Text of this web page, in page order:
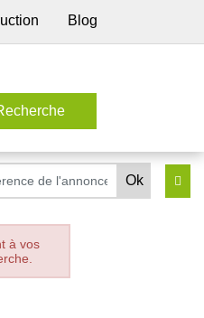
Blog
à vos